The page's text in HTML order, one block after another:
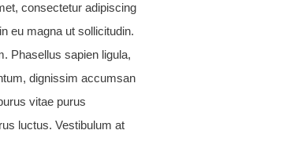
consectetur adipiscing
eu magna ut sollicitudin.
Phasellus sapien ligula,
dignissim accumsan
vitae purus
luctus. Vestibulum at